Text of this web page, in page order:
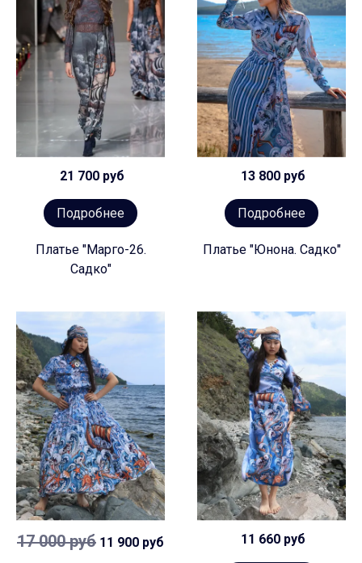
21 700 руб
Подробнее
Платье "Марго-26.
Садко"
13 800 руб
Подробнее
Платье "Юнона. Садко"
17 000 руб 11 900 руб 11 660 руб